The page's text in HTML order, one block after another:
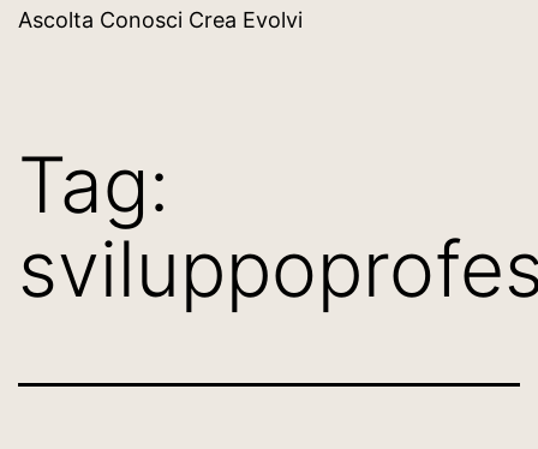
Ascolta Conosci Crea Evolvi
Tag: